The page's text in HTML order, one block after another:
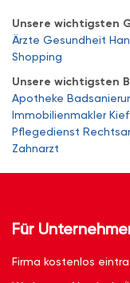
Unsere wichtigsten
Ärzte Gesundheit
Shopping
Unsere wichtigsten
Apotheke
Immobilienmakler
Pflegedienst
Zahnarzt
Für
Firma kostenlos